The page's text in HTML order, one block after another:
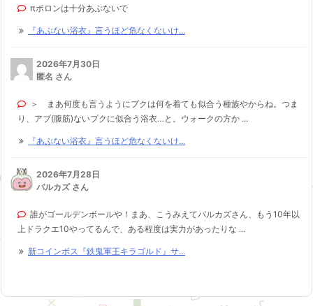
πポロンは十分あぶないで
『あぶない浴衣』言うほど危なくないけ...
2026年7月30日
匿名 さん
＞ まあ何度も言うようにプクは何を着ても似合う種族やからね。つま
り、アブ(腹筋)ないプクに似合う浴衣…と。ウォークの方か ...
『あぶない浴衣』言うほど危なくないけ...
2026年7月28日
バルカズ さん
誰がゴールデンボールや！まあ、こうみえてバルカズさん、もう10年以
上ドラクエ10やってるんで、ある程度は実力があったりな ...
新コインボス『鉄鬼軍王キラゴルド』サ...